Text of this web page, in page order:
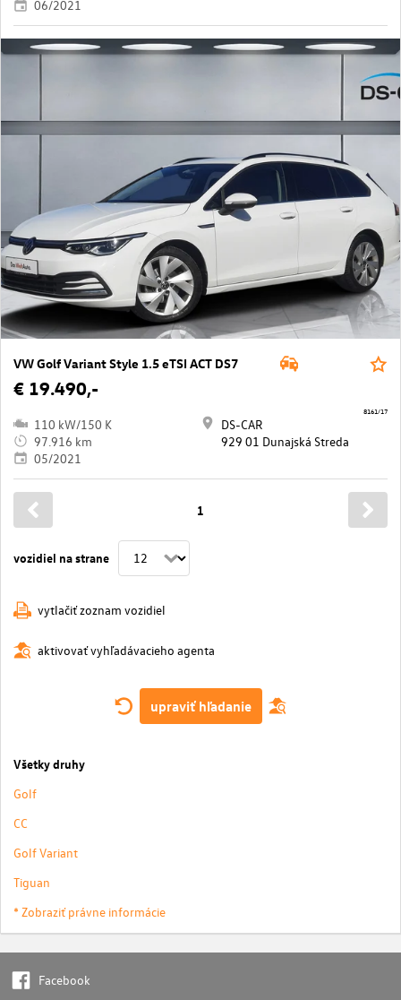
06/2021
VW Golf Variant Style 1.5 eTSI ACT DS7
€ 19.490,-
110 kW/150 K
97.916 km
05/2021
DS-CAR
929 01 Dunajská Streda
8161/17
vozidiel na strane
1
vytlačiť zoznam vozidiel
aktivovať vyhľadávacieho agenta
upraviť hľadanie
Všetky druhy
Golf
CC
Golf Variant
Tiguan
* Zobraziť právne informácie
Facebook